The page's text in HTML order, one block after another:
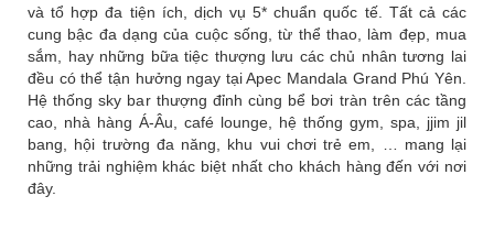
và tổ hợp đa tiện ích, dịch vụ 5* chuẩn quốc tế. Tất cả các
cung bậc đa dạng của cuộc sống, từ thể thao, làm đẹp, mua
sắm, hay những bữa tiệc thượng lưu các chủ nhân tương lai
đều có thể tận hưởng ngay tại Apec Mandala Grand Phú Yên.
Hệ thống sky bar thượng đỉnh cùng bể bơi tràn trên các tầng
cao, nhà hàng Á-Âu, café lounge, hệ thống gym, spa, jjim jil
bang, hội trường đa năng, khu vui chơi trẻ em, … mang lại
những trải nghiệm khác biệt nhất cho khách hàng đến với nơi
đây.